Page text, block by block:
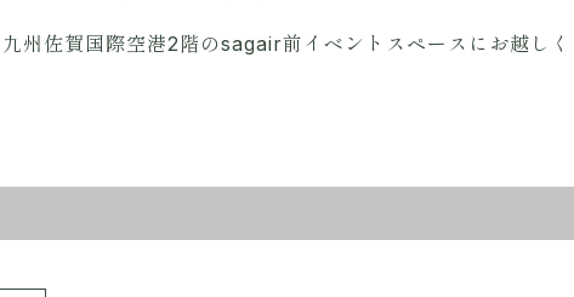
州佐賀国際空港2階のsagair前イベントスペースにお越しく